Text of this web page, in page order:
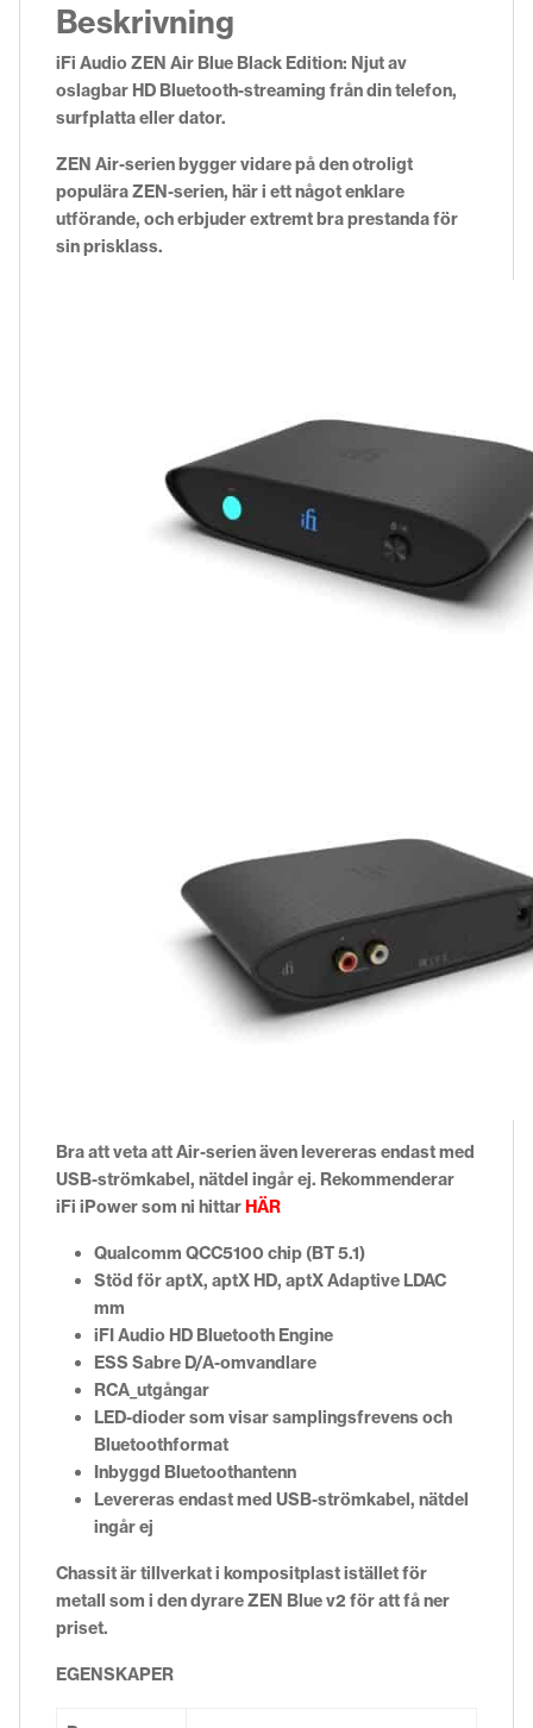
Beskrivning
iFi Audio ZEN Air Blue Black Edition: Njutav
oslagbar HD Bluetooth-streaming från din telefon,
surfplatta eller dator.
ZEN Air-serien bygger vidare på den otroligt
populära ZEN-serien, här i ett något enklare
utförande, och erbjuder extremt bra prestanda för
sin prisklass.
Bra att veta att Air-serien även levereras endast med
USB-strömkabel, nätdel ingår ej. Rekommenderar
iFi iPower som ni hittarHÄR
Qualcomm QCC5100 chip (BT 5.1)
Stöd för aptX, aptX HD, aptX Adaptive LDAC
mm
iFI Audio HD Bluetooth Engine
ESS Sabre D/A-omvandlare
RCA_utgångar
LED-dioder som visar samplingsfrevens och
Bluetoothformat
Inbyggd Bluetoothantenn
Levereras endast med USB-strömkabel, nätdel
ingår ej
Chassit är tillverkat i kompositplast istället för
metall som i den dyrare ZEN Blue v2 för att få ner
priset.
EGENSKAPER